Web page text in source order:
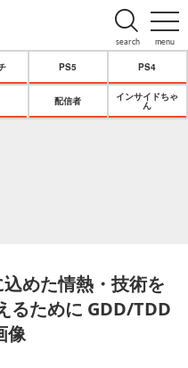
menu
search
PS5 PS4
配信者
インサイドちゃ
ん
込めた情熱・技術を
るために GDD/TDD
像